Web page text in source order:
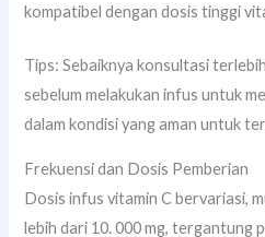
kompatibel dengan dosis tinggi
Tips: Sebaiknya konsultasi
sebelum melakukan infus untuk
dalam kondisi yang aman untuk
Frekuensi dan Dosis Pemberian
Dosis infus vitamin C bervariasi,
lebih dari 10. 000 mg, tergantung